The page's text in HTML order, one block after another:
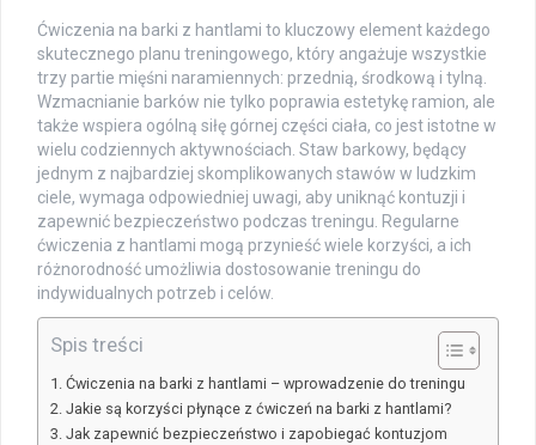
Ćwiczenia na barki z hantlami to kluczowy element każdego
skutecznego planu treningowego, który angażuje wszystkie
trzy partie mięśni naramiennych: przednią, środkową i tylną.
Wzmacnianie barków nie tylko poprawia estetykę ramion, ale
także wspiera ogólną siłę górnej części ciała, co jest istotne w
wielu codziennych aktywnościach. Staw barkowy, będący
jednym z najbardziej skomplikowanych stawów w ludzkim
ciele, wymaga odpowiedniej uwagi, aby uniknąć kontuzji i
zapewnić bezpieczeństwo podczas treningu. Regularne
ćwiczenia z hantlami mogą przynieść wiele korzyści, a ich
różnorodność umożliwia dostosowanie treningu do
indywidualnych potrzeb i celów.
Spis treści
Ćwiczenia na barki z hantlami – wprowadzenie do treningu
Jakie są korzyści płynące z ćwiczeń na barki z hantlami?
Jak zapewnić bezpieczeństwo i zapobiegać kontuzjom